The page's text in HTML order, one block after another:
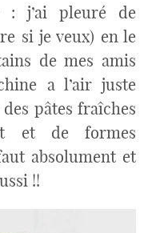
: j’ai pleuré de
si je veux) en le
de mes amis
a l’air juste
pâtes fraîches
et de formes
absolument et
!!